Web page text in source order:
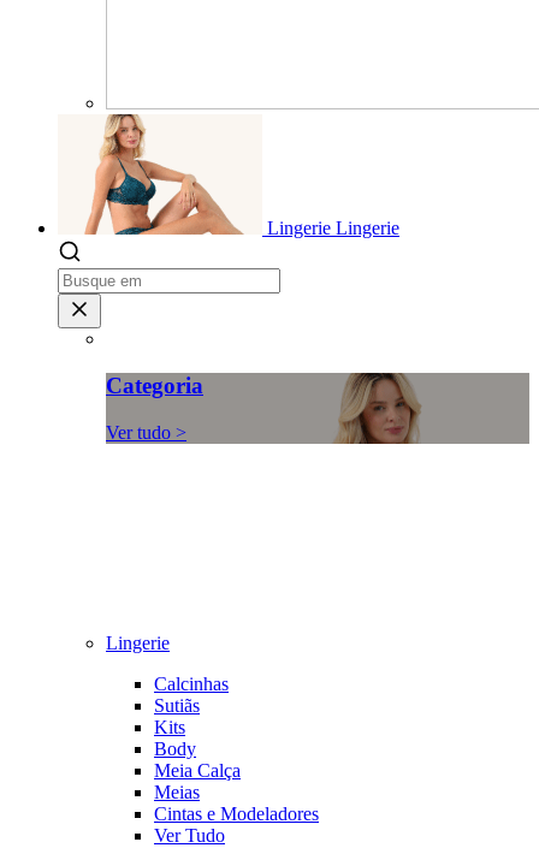
Lingerie Lingerie
Categoria
Ver tudo >
Lingerie
Calcinhas
Sutiãs
Kits
Body
Meia Calça
Meias
Cintas e Modeladores
Ver Tudo